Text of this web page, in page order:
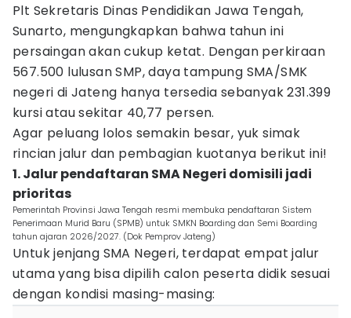
Plt Sekretaris Dinas Pendidikan Jawa Tengah,
Sunarto, mengungkapkan bahwa tahun ini
persaingan akan cukup ketat. Dengan perkiraan
567.500 lulusan SMP, daya tampung SMA/SMK
negeri di Jateng hanya tersedia sebanyak 231.399
kursi atau sekitar 40,77 persen.
Agar peluang lolos semakin besar, yuk simak
rincian jalur dan pembagian kuotanya berikut ini!
1. Jalur pendaftaran SMA Negeri domisili jadi
prioritas
Pemerintah Provinsi Jawa Tengah resmi membuka pendaftaran Sistem
Penerimaan Murid Baru (SPMB) untuk SMKN Boarding dan Semi Boarding
tahun ajaran 2026/2027. (Dok Pemprov Jateng)
Untuk jenjang SMA Negeri, terdapat empat jalur
utama yang bisa dipilih calon peserta didik sesuai
dengan kondisi masing-masing: